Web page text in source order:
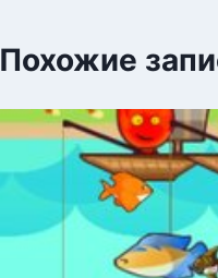
Похожие